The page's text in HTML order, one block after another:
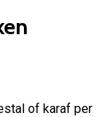
of karaf per